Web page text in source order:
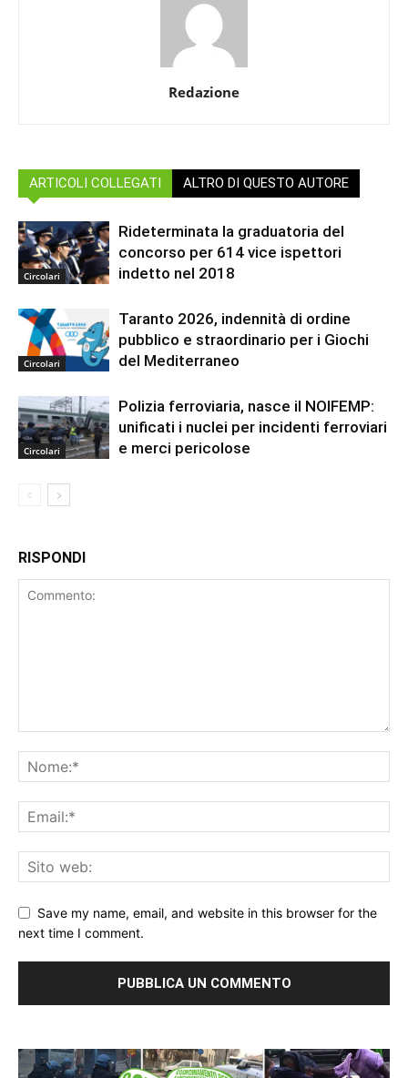
Redazione
ARTICOLI COLLEGATI ALTRO DI QUESTO AUTORE
Circolari
Rideterminata la graduatoria del
concorso per 614 vice ispettori
indetto nel 2018
Circolari
Taranto 2026, indennità di ordine
pubblico e straordinario per i Giochi
del Mediterraneo
Circolari
Polizia ferroviaria, nasce il NOIFEMP:
unificati i nuclei per incidenti ferroviari
e merci pericolose
RISPONDI
Save my name, email, and website in this browser for the
next time I comment.